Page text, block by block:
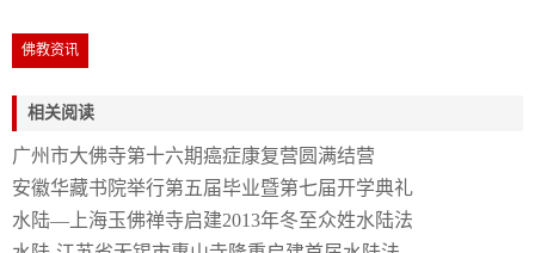
佛教资讯
相关阅读
广州市大佛寺第十六期癌症康复营圆满结营
安徽华藏书院举行第五届毕业暨第七届开学典礼
水陆—上海玉佛禅寺启建2013年冬至众姓水陆法